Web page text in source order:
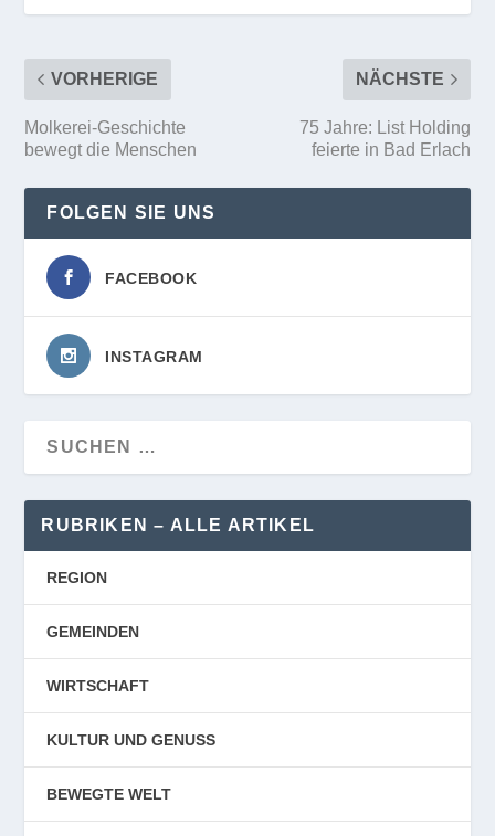
VORHERIGE
Molkerei-Geschichte
bewegt die Menschen
NÄCHSTE
75 Jahre: List Holding
feierte in Bad Erlach
FOLGEN SIE UNS
FACEBOOK
INSTAGRAM
RUBRIKEN – ALLE ARTIKEL
REGION
GEMEINDEN
WIRTSCHAFT
KULTUR UND GENUSS
BEWEGTE WELT